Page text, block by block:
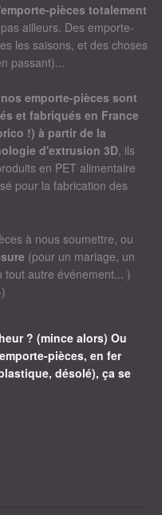
pièces totalement
ailleurs. Des emporte-
les saisons, et des choses
passant)...
emporte-pièces sont
et fabriqués en France
!) à partir de la
d'extrusion 3D, ils
en PET alimentaire
pour la fabrication des
à nous soumettre, ou
(pour un mariage, un
autre événement... )
? (mince alors) Ou
pièces, en fer
désolé), ça se